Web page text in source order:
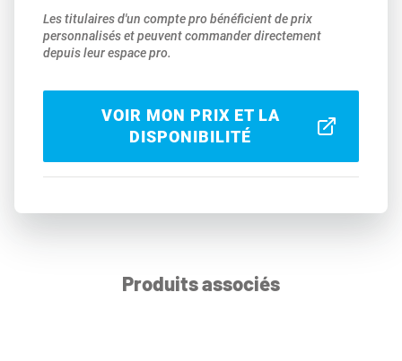
Les titulaires d'un compte pro bénéficient de prix
personnalisés et peuvent commander directement
depuis leur espace pro.
VOIR MON PRIX ET LA
DISPONIBILITÉ
Produits associés